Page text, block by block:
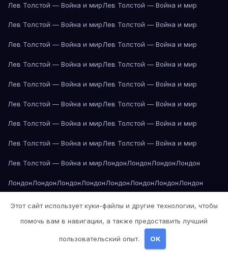
Лев Толстой — Война и мирЛев Толстой — Война и мир
Лев Толстой — Война и мирЛев Толстой — Война и мир
Лев Толстой — Война и мирЛев Толстой — Война и мир
Лев Толстой — Война и мирЛев Толстой — Война и мир
Лев Толстой — Война и мирЛев Толстой — Война и мир
Лев Толстой — Война и мирЛев Толстой — Война и мир
Лев Толстой — Война и мирЛев Толстой — Война и мир
Лев Толстой — Война и мирЛев Толстой — Война и мир
Лев Толстой — Война и мирЛондонЛондонЛондонЛондон
ЛондонЛондонЛондонЛондонЛондонЛондонЛондонЛондон
Лондон Лондон Лос-Анджелес Лос-Анджелес
Лос-АнджелесЛос-АнджелесЛос-АнджелесЛос-Анджелес
Лос-АнджелесЛос-АнджелесЛос-Анджелес
Этот сайт использует куки-файлы и другие технологии, чтобы
помочь вам в навигации, а также предоставить лучший
пользовательский опыт. OK